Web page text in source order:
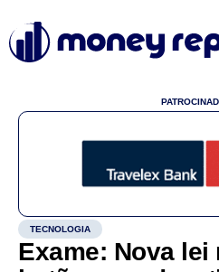
TECNOLOGIA
Exame: Nova lei